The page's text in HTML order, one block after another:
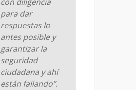
con diligencia
para dar
respuestas lo
antes posible y
garantizar la
seguridad
ciudadana y ahí
están fallando”.